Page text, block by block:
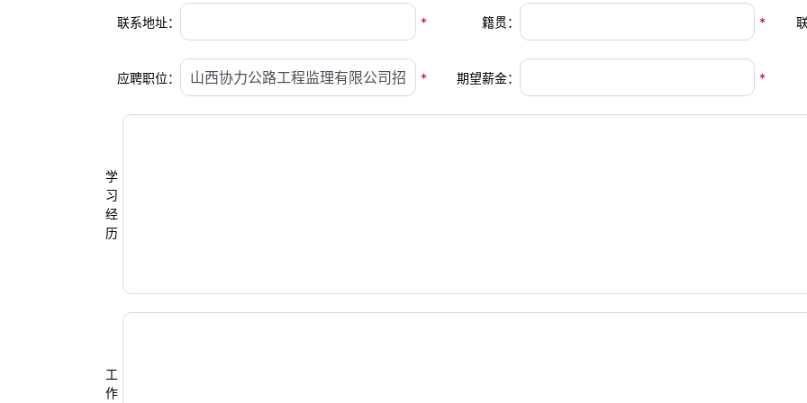
联系地址： * 籍贯： *
应聘职位： * 期望薪金： *
学
习
经
历
工
作